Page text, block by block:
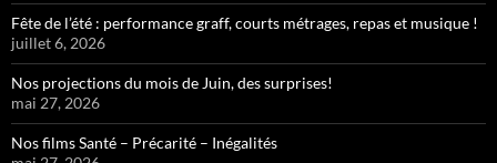
Fête de l’été : performance graff, courts métrages, repas et musique !
juillet 6, 2026
Nos projections du mois de Juin, des surprises!
mai 27, 2026
Nos films Santé – Précarité – Inégalités